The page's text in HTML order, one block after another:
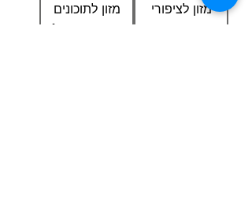
מזון לציפורי
מזון לתוכונים
ויטה קראפט 1